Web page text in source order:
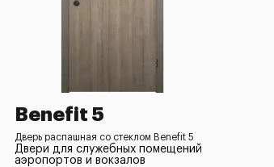
Benefit 5
Дверь распашная со стеклом Benefit 5
Двери для служебных помещений
аэропортов и вокзалов